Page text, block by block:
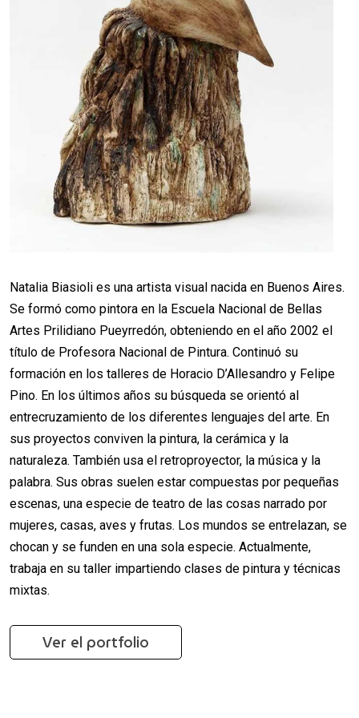
Natalia Biasioli es una artista visual nacida en Buenos Aires.
Se formó como pintora en la Escuela Nacional de Bellas
Artes Prilidiano Pueyrredón, obteniendo en el año 2002 el
título de Profesora Nacional de Pintura. Continuó su
formación en los talleres de Horacio D’Allesandro y Felipe
Pino. En los últimos años su búsqueda se orientó al
entrecruzamiento de los diferentes lenguajes del arte. En
sus proyectos conviven la pintura, la cerámica y la
naturaleza. También usa el retroproyector, la música y la
palabra. Sus obras suelen estar compuestas por pequeñas
escenas, una especie de teatro de las cosas narrado por
mujeres, casas, aves y frutas. Los mundos se entrelazan, se
chocan y se funden en una sola especie. Actualmente,
trabaja en su taller impartiendo clases de pintura y técnicas
mixtas.
Ver el portfolio